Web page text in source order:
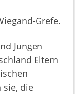
Grefe.
Jungen
Eltern
sie, die